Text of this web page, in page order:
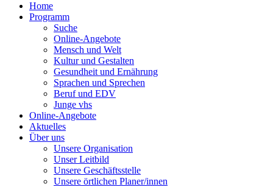
Home
Programm
Suche
Online-Angebote
Mensch und Welt
Kultur und Gestalten
Gesundheit und Ernährung
Sprachen und Sprechen
Beruf und EDV
Junge vhs
Online-Angebote
Aktuelles
Über uns
Unsere Organisation
Unser Leitbild
Unsere Geschäftsstelle
Unsere örtlichen Planer/innen